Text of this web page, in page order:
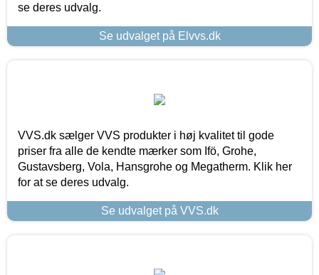
se deres udvalg.
Se udvalget på Elvvs.dk
VVS.dk sælger VVS produkter i høj kvalitet til gode
priser fra alle de kendte mærker som Ifö, Grohe,
Gustavsberg, Vola, Hansgrohe og Megatherm. Klik her
for at se deres udvalg.
Se udvalget på VVS.dk